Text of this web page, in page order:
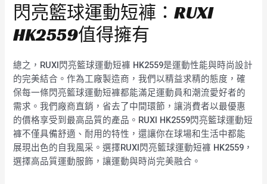
閃亮籃球運動短褲：RUXI
HK2559值得擁有
總之，RUXI閃亮籃球運動短褲 HK2559是運動性能與時尚設計
的完美結合。作為工廠製造商，我們以精益求精的態度，確
保每一條閃亮籃球運動短褲都能滿足運動員和潮流愛好者的
需求。我們廠商直銷，省去了中間環節，讓消費者以最優惠
的價格享受到最高品質的產品。RUXI HK2559閃亮籃球運動短
褲不僅具備舒適、耐用的特性，還讓你在球場和生活中都能
展現出色的自我風采。選擇RUXI閃亮籃球運動短褲 HK2559，
選擇高品質運動服飾，讓運動與時尚完美融合。